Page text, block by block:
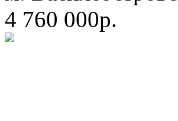
4 760 000р.